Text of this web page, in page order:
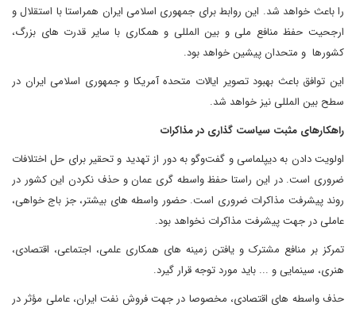
را باعث خواهد شد. این روابط برای جمهوری اسلامی ایران همراستا با استقلال و
ارجحیت حفظ منافع ملی و بین المللی و همکاری با سایر قدرت های بزرگ،
کشورها و متحدان پیشین خواهد بود.
این توافق باعث بهبود تصویر ایالات متحده آمریکا و جمهوری اسلامی ایران در
سطح بین المللی نیز خواهد شد.
راهکارهای مثبت سیاست گذاری در مذاکرات
اولویت دادن به دیپلماسی و گفت‌وگو به دور از تهدید و تحقیر برای حل اختلافات
ضروری است. در این راستا حفظ واسطه گری عمان و حذف نکردن این کشور در
روند پیشرفت مذاکرات ضروری است. حضور واسطه های بیشتر، جز باج خواهی،
عاملی در جهت پیشرفت مذاکرات نخواهد بود.
تمرکز بر منافع مشترک و یافتن زمینه های همکاری علمی، اجتماعی، اقتصادی،
هنری، سینمایی و ... باید مورد توجه قرار گیرد.
حذف واسطه های اقتصادی، مخصوصا در جهت فروش نفت ایران، عاملی مؤثر در